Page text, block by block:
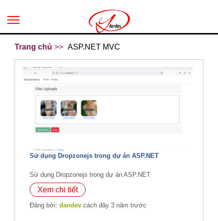
Trang chủ ASP.NET MVC
Sử dụng Dropzonejs trong dự án ASP.NET
Sử dụng Dropzonejs trong dự án ASP.NET
Xem chi tiết
Đăng bởi: dandev cách đây 3 năm trước